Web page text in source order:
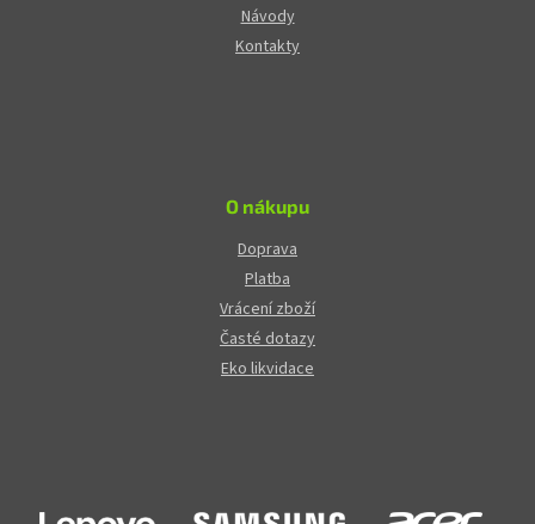
Návody
Kontakty
O nákupu
Doprava
Platba
Vrácení zboží
Časté dotazy
Eko likvidace